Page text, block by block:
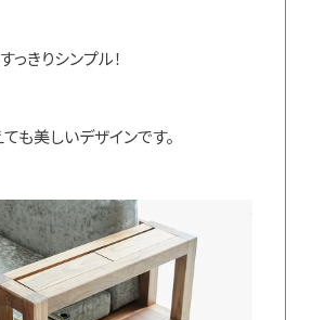
っきりシンプル！
も美しいデザインです。